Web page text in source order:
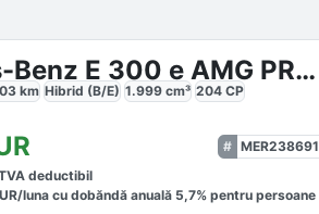
Mercedes-Benz E 300 e AMG PREMIUM
km Hibrid (B/E) 1.999 cm³ 204 CP
MER238691
deductibil
luna cu dobăndă anuală 5,7% pentru persoane